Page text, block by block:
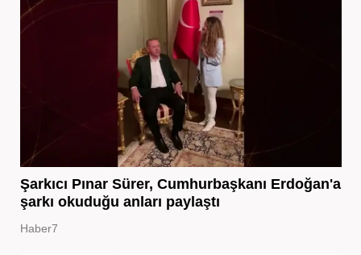
Şarkıcı Pınar Sürer, Cumhurbaşkanı Erdoğan'a
şarkı okuduğu anları paylaştı
Haber7